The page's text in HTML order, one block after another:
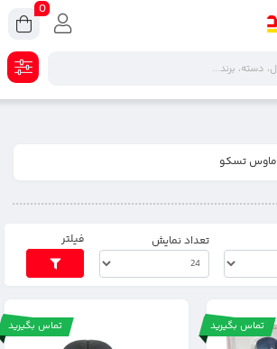
ماوس تسکو
تعداد نمایش فیلتر
تماس بگیرید تماس بگیرید
0